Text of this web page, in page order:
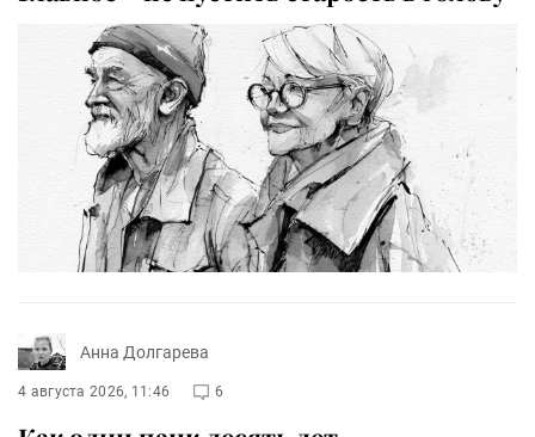
Анна Долгарева
4 августа 2026, 11:46 6